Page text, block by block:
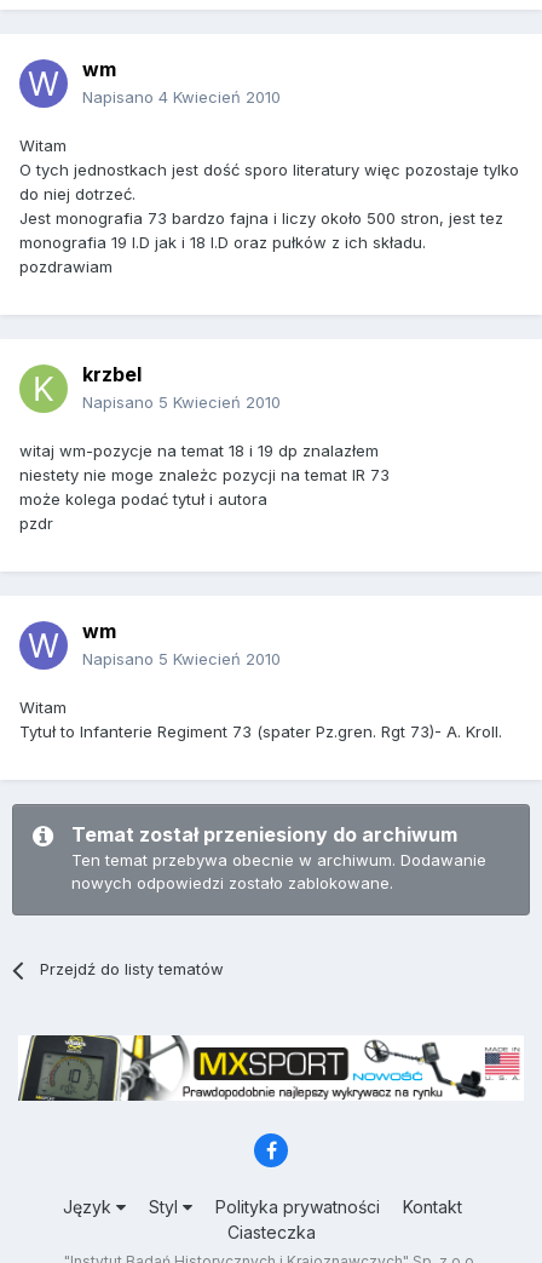
wm
Napisano 4 Kwiecień 2010
Witam
O tych jednostkach jest dość sporo literatury więc pozostaje tylko
do niej dotrzeć.
Jest monografia 73 bardzo fajna i liczy około 500 stron, jest tez
monografia 19 I.D jak i 18 I.D oraz pułków z ich składu.
pozdrawiam
krzbel
Napisano 5 Kwiecień 2010
witaj wm-pozycje na temat 18 i 19 dp znalazłem
niestety nie moge znależc pozycji na temat IR 73
może kolega podać tytuł i autora
pzdr
wm
Napisano 5 Kwiecień 2010
Witam
Tytuł to Infanterie Regiment 73 (spater Pz.gren. Rgt 73)- A. Kroll.
Temat został przeniesiony do archiwum
Ten temat przebywa obecnie w archiwum. Dodawanie
nowych odpowiedzi zostało zablokowane.
Przejdź do listy tematów
Język Styl Polityka prywatności
Kontakt
Ciasteczka